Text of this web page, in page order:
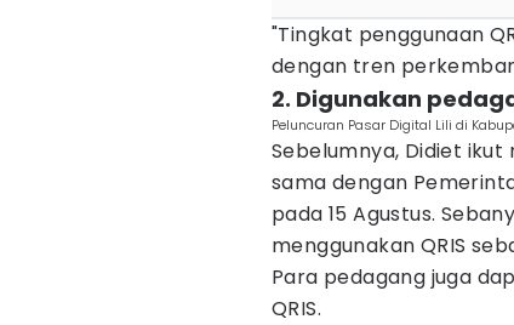
"Tingkat penggunaan
dengan tren
2. Digunakan
Peluncuran Pasar Digital Lili di
Sebelumnya, Didiet ikut
sama dengan
pada 15 Agustus.
menggunakan QRIS
Para pedagang juga
QRIS.